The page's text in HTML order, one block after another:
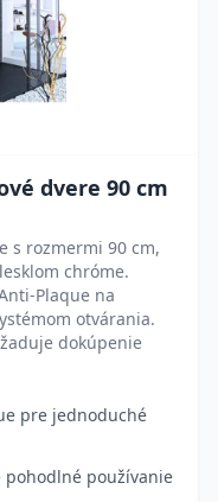
dvere 90 cm
s rozmermi 90 cm,
chróme.
Plaque na
otvárania.
dokúpenie
pre jednoduché
pohodlné používanie